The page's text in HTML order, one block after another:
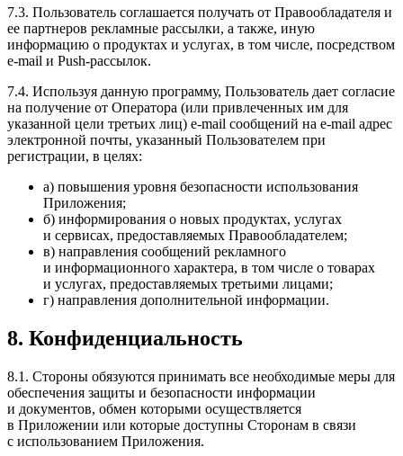
7.3. Пользователь соглашается получать от Правообладателя и
ее партнеров рекламные рассылки, а также, иную
информацию о продуктах и услугах, в том числе, посредством
e-mail и Push-рассылок.
7.4. Используя данную программу, Пользователь дает согласие
на получение от Оператора (или привлеченных им для
указанной цели третьих лиц) e-mail сообщений на e-mail адрес
электронной почты, указанный Пользователем при
регистрации, в целях:
а) повышения уровня безопасности использования
Приложения;
б) информирования о новых продуктах, услугах
и сервисах, предоставляемых Правообладателем;
в) направления сообщений рекламного
и информационного характера, в том числе о товарах
и услугах, предоставляемых третьими лицами;
г) направления дополнительной информации.
8. Конфиденциальность
8.1. Стороны обязуются принимать все необходимые меры для
обеспечения защиты и безопасности информации
и документов, обмен которыми осуществляется
в Приложении или которые доступны Сторонам в связи
с использованием Приложения.